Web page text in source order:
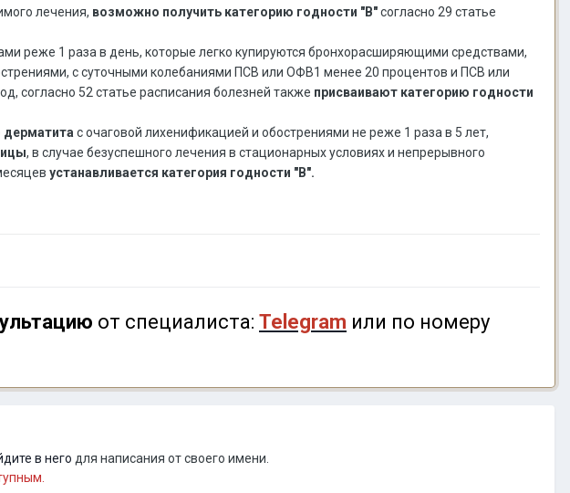
лечения, возможно получить категорию годности "В"согласно 29 статье
реже 1 раза в день, которые легко купируются бронхорасширяющими средствами,
с суточными колебаниями ПСВ или ОФВ1 менее 20 процентов и ПСВ или
согласно 52 статье расписания болезней также присваивают категорию годности
дерматита с очаговой лихенификацией и обострениями не реже 1 раза в 5 лет,
, в случае безуспешного лечения в стационарных условиях и непрерывного
устанавливается категория годности "В".
от специалиста: Telegram или по номеру
в него для написания от своего имени.